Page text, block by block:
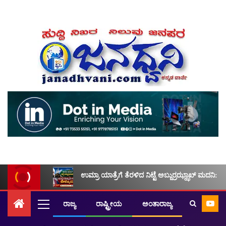
ಉಮ್ರಾ ಯಾತ್ರೆಗೆ ತೆರಳಿದ ನಿಟ್ಟೆ ಅಬ್ದುರ್ರಝ್ಝಾಖ್ ಮದನಿ:
ರಾಜ್ಯ ರಾಷ್ಟ್ರೀಯ ಅಂತಾರಾಜ್ಯ